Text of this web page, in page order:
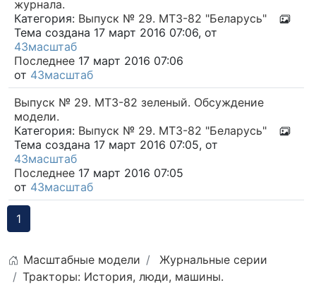
журнала.
Категория: Выпуск № 29. МТЗ-82 "Беларусь"
Тема создана 17 март 2016 07:06, от
43масштаб
Последнее 17 март 2016 07:06
от 43масштаб
Выпуск № 29. МТЗ-82 зеленый. Обсуждение
модели.
Категория: Выпуск № 29. МТЗ-82 "Беларусь"
Тема создана 17 март 2016 07:05, от
43масштаб
Последнее 17 март 2016 07:05
от 43масштаб
1
Масштабные модели
Журнальные серии
Тракторы: История, люди, машины.